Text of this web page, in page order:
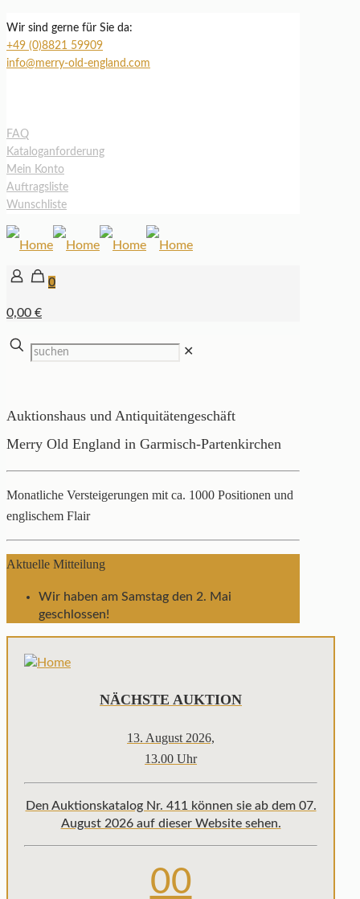
Wir sind gerne für Sie da:
+49 (0)8821 59909
info@merry-old-england.com
FAQ
Kataloganforderung
Mein Konto
Auftragsliste
Wunschliste
0
0,00 €
✕
Auktionshaus und Antiquitätengeschäft
Merry Old England in Garmisch-Partenkirchen
Monatliche Versteigerungen mit ca. 1000 Positionen und
englischem Flair
Aktuelle Mitteilung
Wir haben am Samstag den 2. Mai
geschlossen!
NÄCHSTE AUKTION
13. August 2026,
13.00 Uhr
Den Auktionskatalog Nr. 411 können sie ab dem 07.
August 2026 auf dieser Website sehen.
00